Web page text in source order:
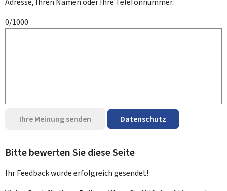
0/1000
Ihre Meinung senden Datenschutz
Bitte bewerten Sie diese Seite
Ihr Feedback wurdeerfolgreichgesendet!